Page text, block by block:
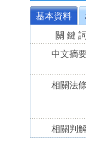
基本資料
關 鍵
中文摘要
相關法條
相關判解